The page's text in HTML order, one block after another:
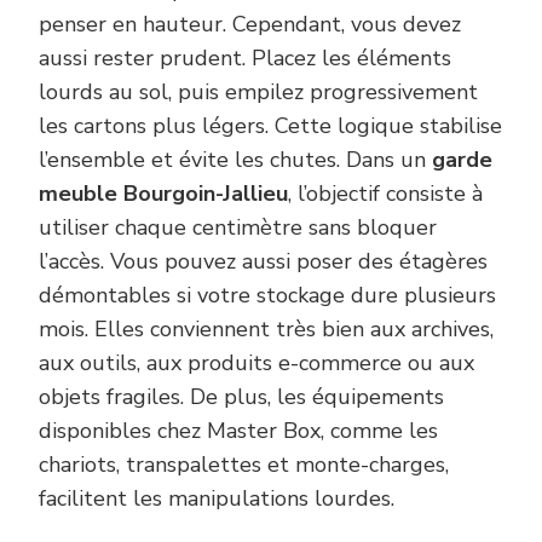
penser en hauteur. Cependant, vous devez
aussi rester prudent. Placez les éléments
lourds au sol, puis empilez progressivement
les cartons plus légers. Cette logique stabilise
l’ensemble et évite les chutes. Dans un garde
meuble Bourgoin-Jallieu, l’objectif consiste à
utiliser chaque centimètre sans bloquer
l’accès. Vous pouvez aussi poser des étagères
démontables si votre stockage dure plusieurs
mois. Elles conviennent très bien aux archives,
aux outils, aux produits e-commerce ou aux
objets fragiles. De plus, les équipements
disponibles chez Master Box, comme les
chariots, transpalettes et monte-charges,
facilitent les manipulations lourdes.